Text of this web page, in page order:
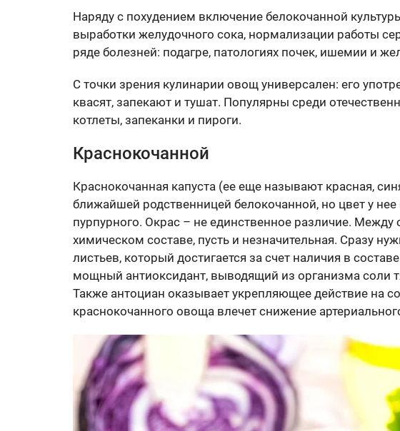
Наряду с похудением включение белокочанной
выработки желудочного сока, нормализации работы
ряде болезней: подагре, патологиях почек, ишемии и
С точки зрения кулинарии овощ универсален: его
квасят, запекают и тушат. Популярны среди
котлеты, запеканки и пироги.
Краснокочанной
Краснокочанная капуста (ее еще называют красная,
ближайшей родственницей белокочанной, но цвет у
пурпурного. Окрас – не единственное различие.
химическом составе, пусть и незначительная. Сразу
листьев, который достигается за счет наличия в
мощный антиоксидант, выводящий из организма соли
Также антоциан оказывает укрепляющее действие на
краснокочанного овоща влечет снижение